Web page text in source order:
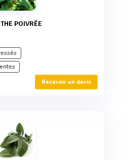
POIVRÉE
Recevoir un devis